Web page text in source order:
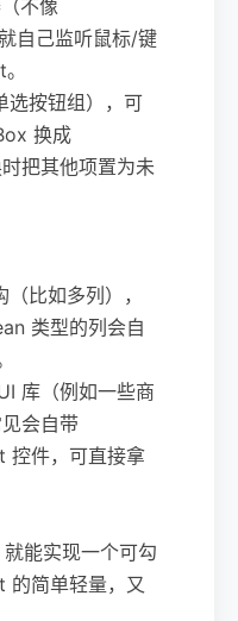
不像
自己监听鼠标/键
选按钮组），可
换成
把其他项置为未
比如多列），
类型的列会自
库（例如一些商
会自带
件，可直接拿
能实现一个可勾
的简单轻量，又